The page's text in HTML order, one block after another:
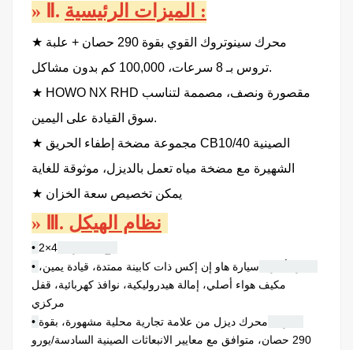
» Ⅱ. :
★ محرك سينوتروك القوي بقوة 290 حصان + علبة
تروس بـ 8 سرعات، 100,000 كم بدون مشاكل.
★ HOWO NX RHD مقصورة ونصف، مصممة لتناسب
سوق القيادة على اليمين.
★ مجموعة مضخة إطفاء الحريق CB10/40 الصينية
الشهيرة مع مضخة مياه تعمل بالديزل، موثوقة للغاية
★ يمكن تخصيص سعة الخزان
» Ⅲ.
4×2
سيارة هاو إن إكس ذات كابينة ممتدة، قيادة يمين،
مكيف هواء أصلي، إمالة هيدروليكية، نوافذ كهربائية، قفل
مركزي
محرك ديزل من علامة تجارية محلية مشهورة، بقوة
290 حصان، متوافق مع معايير الانبعاثات الصينية السادسة/يورو